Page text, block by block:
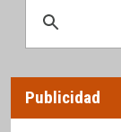
Publicidad